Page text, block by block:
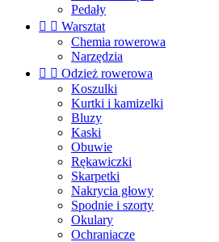
Pedały
  Warsztat
Chemia rowerowa
Narzędzia
  Odzież rowerowa
Koszulki
Kurtki i kamizelki
Bluzy
Kaski
Obuwie
Rękawiczki
Skarpetki
Nakrycia głowy
Spodnie i szorty
Okulary
Ochraniacze